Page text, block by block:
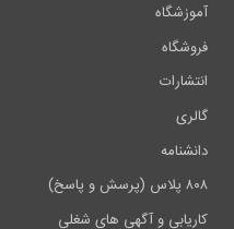
آموزشگاه
فروشگاه
انتشارات
گالری
دانشنامه
۸۰۸ پلاس (پرسش و پاسخ)
کاریابی و آگهی های شغلی